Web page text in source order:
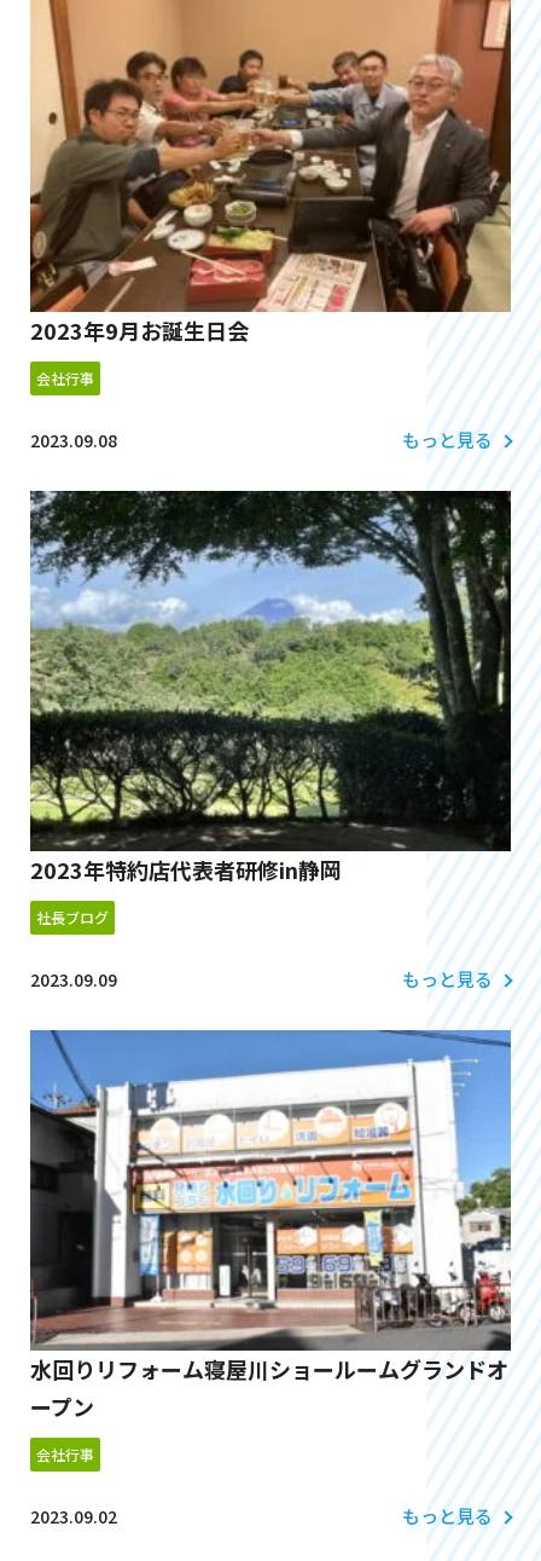
2023年9月お誕生日会
会社行事
2023.09.08 もっと見る
2023年特約店代表者研修in静岡
社長ブログ
2023.09.09 もっと見る
水回りリフォーム寝屋川ショールームグランドオ
ープン
会社行事
2023.09.02 もっと見る